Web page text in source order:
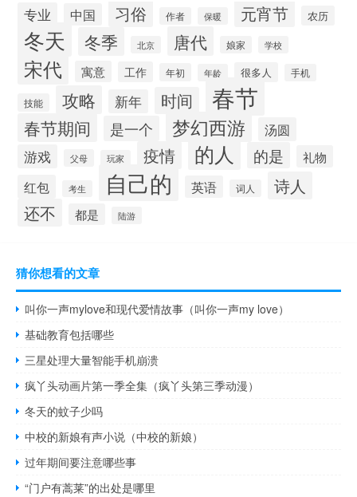
专业 中国 习俗 作者 保暖 元宵节 农历
冬天 冬季 北京 唐代 娘家 学校
宋代 寓意 工作 年初 年龄 很多人 手机
技能 攻略 新年 时间 春节
春节期间 是一个 梦幻西游
汤圆
游戏
父母 玩家 疫情 的人 的是 礼物
红包 考生 自己的 英语 词人
诗人
还不
都是 陆游
猜你想看的文章
叫你一声mylove和现代爱情故事（叫你一声my love）
基础教育包括哪些
三星处理大量智能手机崩溃
疯丫头动画片第一季全集（疯丫头第三季动漫）
冬天的蚊子少吗
中校的新娘有声小说（中校的新娘）
过年期间要注意哪些事
“门户有蒿莱”的出处是哪里